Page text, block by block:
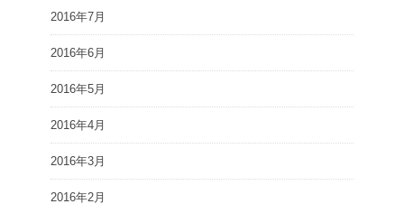
2016年7月
2016年6月
2016年5月
2016年4月
2016年3月
2016年2月